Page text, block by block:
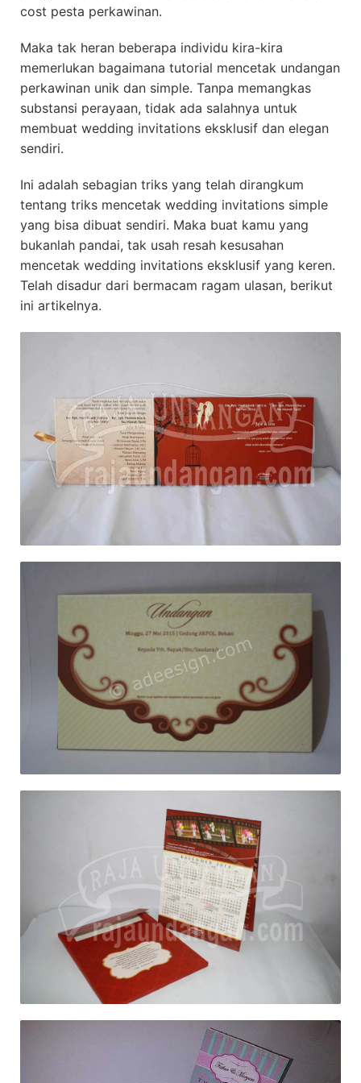
cost pesta perkawinan.
Maka tak heran beberapa individu kira-kira
memerlukan bagaimana tutorial mencetak undangan
perkawinan unik dan simple. Tanpa memangkas
substansi perayaan, tidak ada salahnya untuk
membuat wedding invitations eksklusif dan elegan
sendiri.
Ini adalah sebagian triks yang telah dirangkum
tentang triks mencetak wedding invitations simple
yang bisa dibuat sendiri. Maka buat kamu yang
bukanlah pandai, tak usah resah kesusahan
mencetak wedding invitations eksklusif yang keren.
Telah disadur dari bermacam ragam ulasan, berikut
ini artikelnya.